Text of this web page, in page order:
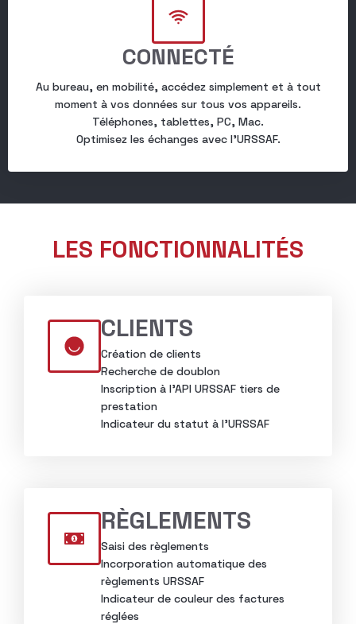
CONNECTÉ
Au bureau, en mobilité, accédez simplement et à tout
moment à vos données sur tous vos appareils.
Téléphones, tablettes, PC, Mac.
Optimisez les échanges avec l’URSSAF.
LES FONCTIONNALITÉS
CLIENTS
Création de clients
Recherche de doublon
Inscription à l’API URSSAF tiers de
prestation
Indicateur du statut à l’URSSAF
RÈGLEMENTS
Saisi des règlements
Incorporation automatique des
règlements URSSAF
Indicateur de couleur des factures
réglées